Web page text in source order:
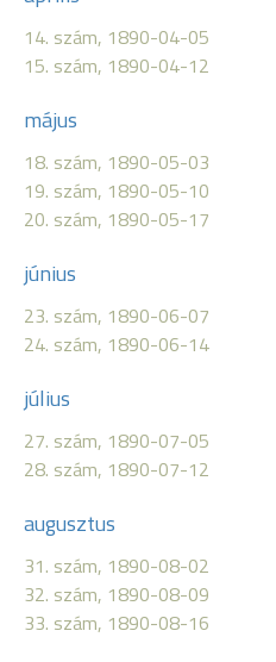
14. szám, 1890-04-05
15. szám, 1890-04-12
május
18. szám, 1890-05-03
19. szám, 1890-05-10
20. szám, 1890-05-17
június
23. szám, 1890-06-07
24. szám, 1890-06-14
július
27. szám, 1890-07-05
28. szám, 1890-07-12
augusztus
31. szám, 1890-08-02
32. szám, 1890-08-09
33. szám, 1890-08-16